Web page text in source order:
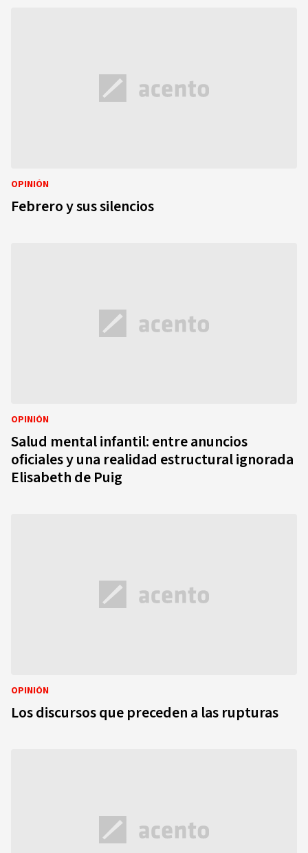
OPINIÓN
Febrero y sus silencios
OPINIÓN
Salud mental infantil: entre anuncios
oficiales y una realidad estructural ignorada
Elisabeth de Puig
OPINIÓN
Los discursos que preceden a las rupturas